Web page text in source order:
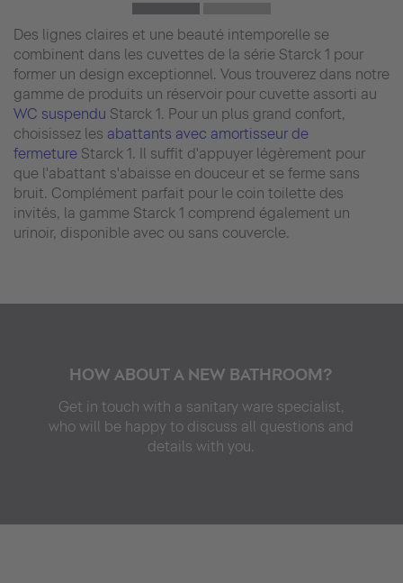
Des lignes claires et une beauté intemporelle se
combinent dans les cuvettes de la série Starck 1 pour
former un design exceptionnel. Vous trouverez dans notre
gamme de produits un réservoir pour cuvette assorti au
WC suspendu Starck 1. Pour un plus grand confort,
choisissez les abattants avec amortisseur de
fermeture Starck 1. Il suffit d'appuyer légèrement pour
que l'abattant s'abaisse en douceur et se ferme sans
bruit. Complément parfait pour le coin toilette des
invités, la gamme Starck 1 comprend également un
urinoir, disponible avec ou sans couvercle.
HOW ABOUT A NEW BATHROOM?
Get in touch with a sanitary ware specialist,
who will be happy to discuss all questions and
details with you.